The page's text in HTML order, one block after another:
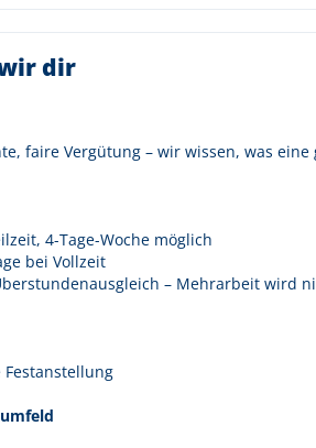
dir
faire Vergütung – wir wissen, was
4-Tage-Woche möglich
bei Vollzeit
– Mehrarbeit wird